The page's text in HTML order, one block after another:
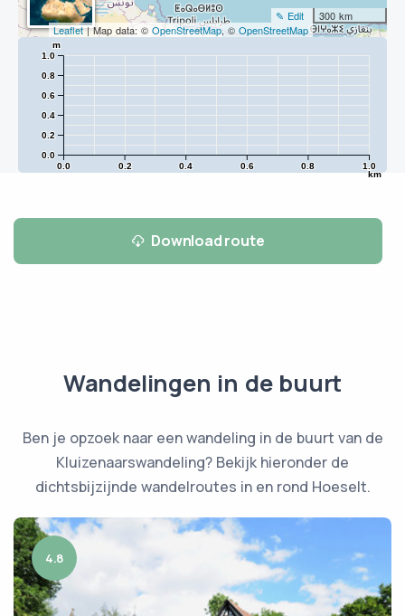
300 km
✎ Edit
Leaflet| Map data: © OpenStreetMap, © OpenStreetMap
0.0 0.2 0.4 0.6 0.8 1.0
km
0.0
0.2
0.4
0.6
0.8
1.0
m
Download route
Wandelingen in de buurt
Ben je opzoek naar een wandeling in de buurt van de
Kluizenaarswandeling? Bekijk hieronder de
dichtsbijzijnde wandelroutes in en rond Hoeselt.
4.8